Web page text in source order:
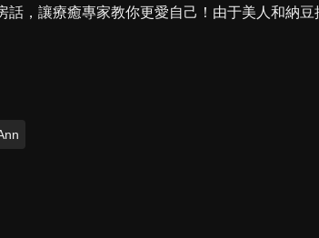
，讓療癒專家教你更愛自己！由于美人和納豆